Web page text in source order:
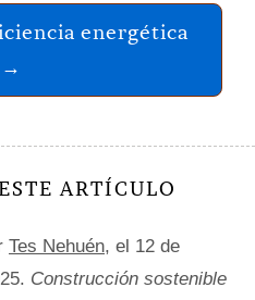
energética
→
ARTÍCULO
Tes Nehuén, el 12 de
Construcción sostenible